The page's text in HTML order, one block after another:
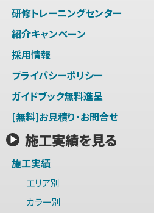
研修トレーニングセンター
紹介キャンペーン
採用情報
プライバシーポリシー
ガイドブック無料進呈
[無料]お見積り・お問合せ
施工実績を見る
施工実績
エリア別
カラー別